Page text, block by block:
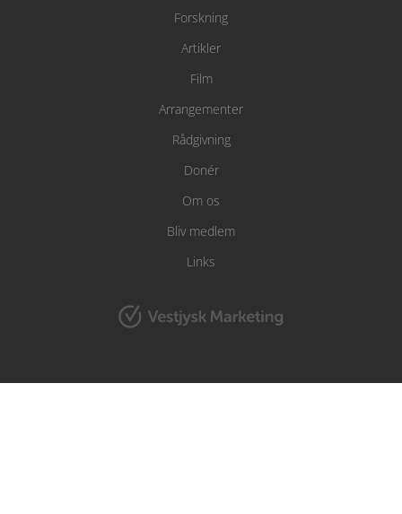
Forskning
Artikler
Film
Arrangementer
Rådgivning
Donér
Om os
Bliv medlem
Links